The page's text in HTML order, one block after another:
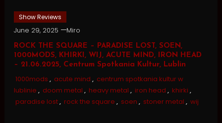
Show Reviews
June 29, 2025 Miro
ROCK THE SQUARE – PARADISE LOST, SOEN,
1000MODS, KHIRKI, WIJ, ACUTE MIND, IRON HEAD
– 21.06.2025, Centrum Spotkania Kultur, Lublin
1000mods , acute mind , centrum spotkania kultur w
lublinie , doom metal , heavy metal , iron head , khirki ,
paradise lost, rock the square , soen , stoner metal , wij